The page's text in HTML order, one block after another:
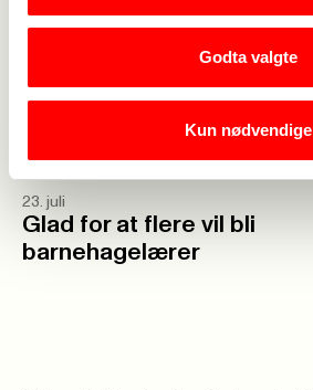
Godta valgte
Kun nødvendige
23. juli
Glad for at flere vil bli
barnehagelærer